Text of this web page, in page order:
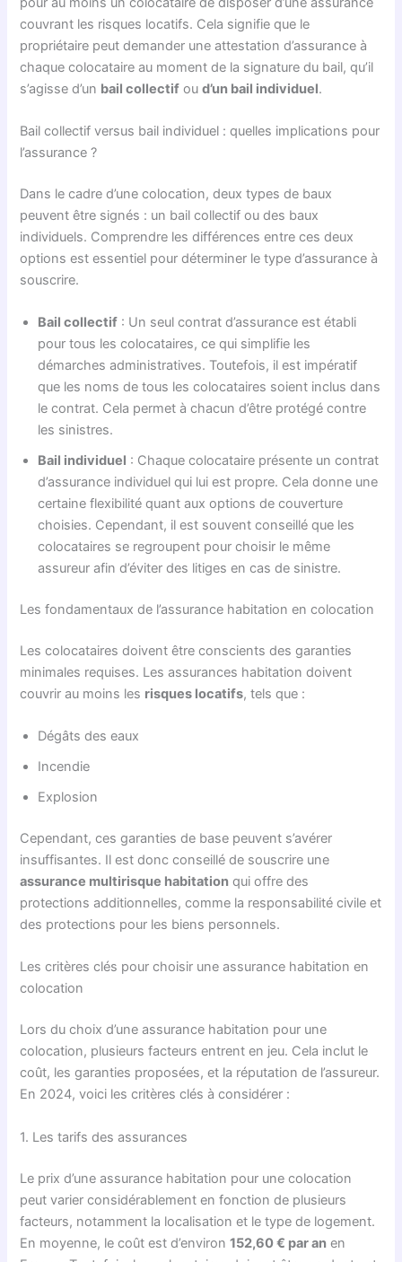
couvrant les risques locatifs. Cela signifie que le
propriétaire peut demander une attestation d’assurance à
chaque colocataire au moment de la signature du bail, qu’il
s’agisse d’un bail collectif oud’un bail individuel.
Bail collectif versus bail individuel : quelles implications pour
l’assurance ?
Dans le cadre d’une colocation, deux types de baux
peuvent être signés : un bail collectif ou des baux
individuels. Comprendre les différences entre ces deux
options est essentiel pour déterminer le type d’assurance à
souscrire.
Bail collectif : Un seul contrat d’assurance est établi
pour tous les colocataires, ce qui simplifie les
démarches administratives. Toutefois, il est impératif
que les noms de tous les colocataires soient inclus dans
le contrat. Cela permet à chacun d’être protégé contre
les sinistres.
Bail individuel : Chaque colocataire présente un contrat
d’assurance individuel qui lui est propre. Cela donne une
certaine flexibilité quant aux options de couverture
choisies. Cependant, il est souvent conseillé que les
colocataires se regroupent pour choisir le même
assureur afin d’éviter des litiges en cas de sinistre.
Les fondamentaux de l’assurance habitation en colocation
Les colocataires doivent être conscients des garanties
minimales requises. Les assurances habitation doivent
couvrir au moins les risques locatifs, tels que :
Dégâts des eaux
Incendie
Explosion
Cependant, ces garanties de base peuvent s’avérer
insuffisantes. Il est donc conseillé de souscrire une
assurance multirisque habitation qui offre des
protections additionnelles, comme la responsabilité civile et
des protections pour les biens personnels.
Les critères clés pour choisir une assurance habitation en
colocation
Lors du choix d’une assurance habitation pour une
colocation, plusieurs facteurs entrent en jeu. Cela inclut le
coût, les garanties proposées, et la réputation de l’assureur.
En 2024, voici les critères clés à considérer :
1. Les tarifs des assurances
Le prix d’une assurance habitation pour une colocation
peut varier considérablement en fonction de plusieurs
facteurs, notamment la localisation et le type de logement.
En moyenne, le coût est d’environ152,60 € par an en